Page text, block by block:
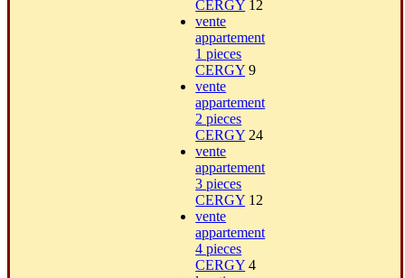
CERGY 12
vente
appartement
1 pieces
CERGY 9
vente
appartement
2 pieces
CERGY 24
vente
appartement
3 pieces
CERGY 12
vente
appartement
4 pieces
CERGY 4